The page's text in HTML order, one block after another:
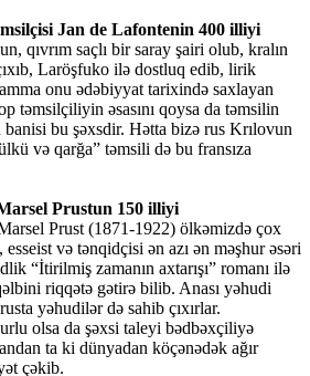
Jan de Lafontenin 400 illiyi
qıvrım saçlı bir saray şairi olub, kralın
Laröşfuko ilə dostluq edib, lirik
onu ədəbiyyat tarixində saxlayan
təmsilçiliyin əsasını qoysa da təmsilin
banisi bu şəxsdir. Hətta bizə rus Krılovun
və qarğa” təmsili də bu fransıza
Marsel Prustun 150 illiyi
Prust (1871-1922) ölkəmizdə çox
esseist və tənqidçisi ən azı ən məşhur əsəri
“İtirilmiş zamanın axtarışı” romanı ilə
riqqətə gətirə bilib. Anası yəhudi
yəhudilər də sahib çıxırlar.
olsa da şəxsi taleyi bədbəxçiliyə
ta ki dünyadan köçənədək ağır
çəkib.